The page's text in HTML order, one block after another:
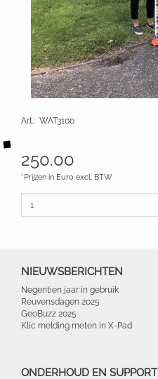
Art.: WAT3100
250.00
*Prijzen in Euro excl. BTW
NIEUWSBERICHTEN
Negentien jaar in gebruik
Reuvensdagen 2025
GeoBuzz 2025
Klic melding meten in X-Pad
ONDERHOUD EN SUPPORT